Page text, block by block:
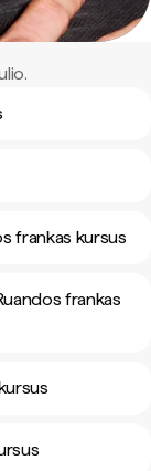
frankas kursus
frankas